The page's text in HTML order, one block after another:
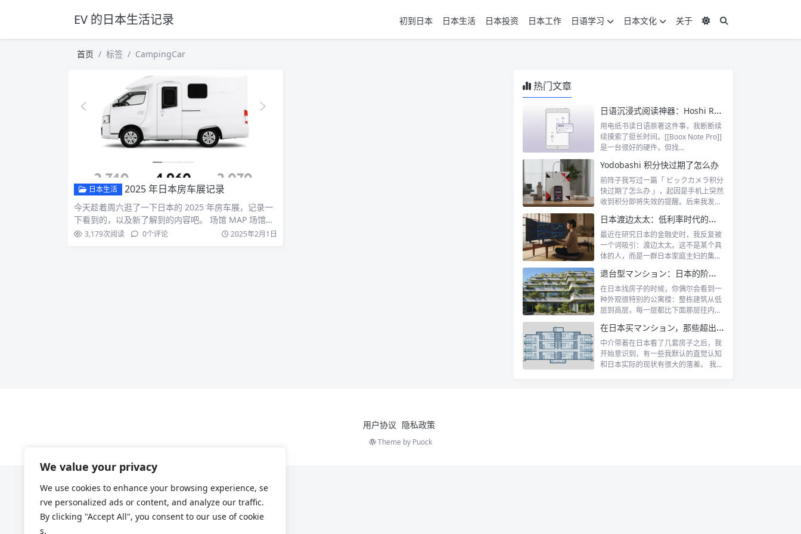
We value your privacy
We use cookies to enhance your browsing experience, se
rve personalized ads or content, and analyze our traffic.
By clicking "Accept All", you consent to our use of cookie
s.
EV 的日本生活记录 初到日本 日本生活 日本投资 日本工作 日语学习 日本文化 关于
首页 标签 CampingCar
日本生活 2025 年日本房车展记录
今天趁着周六逛了一下日本的 2025 年房车展，记录一
下看到的，以及新了解到的内容吧。 场馆 MAP 场馆的
展…3,179次阅读 0个评论 2025年2月1日
热门文章
日语沉浸式阅读神器：Hoshi Reader Android 与 Chimahon
用电纸书读日语原著这件事，我断断续
续摸索了挺长时间。[[Boox Note Pro]]
是一台很好的硬件，但找...
Yodobashi 积分快过期了怎么办
前阵子我写过一篇「 ビックカメラ积分
快过期了怎么办 」，起因是手机上突然
收到积分即将失效的提醒。后来我发
日本渡边太太：低利率时代的散户传奇
最近在研究日本的金融史时，我反复被
一个词吸引：渡边太太。这不是某个具
体的人，而是一群日本家庭主妇的集体
退台型マンション：日本的阶梯式露台公寓是什么
在日本找房子的时候，你偶尔会看到一
种外观很特别的公寓楼：整栋建筑从低
层到高层，每一层都比下面那层往内缩
在日本买マンション，那些超出认知的所有权规则
中介带着在日本看了几套房子之后，我
开始意识到，有一些我默认的直觉认知
和日本实际的现状有很大的落差。 我自
用户协议 隐私政策
Theme by Puock